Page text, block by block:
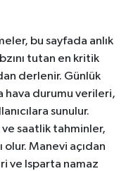
bu sayfada anlık
tutan en kritik
derlenir. Günlük
hava durumu verileri,
sunulur.
saatlik tahminler,
olur. Manevi açıdan
ve Isparta namaz